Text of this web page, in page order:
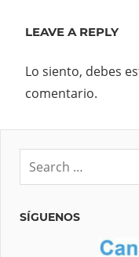
LEAVE A REPLY
Lo siento, debes
comentario.
SÍGUENOS